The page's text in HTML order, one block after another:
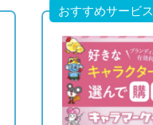
おすすめサービス